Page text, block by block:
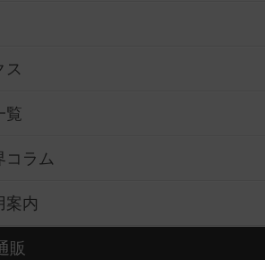
ス
覧
コラム
案内
販